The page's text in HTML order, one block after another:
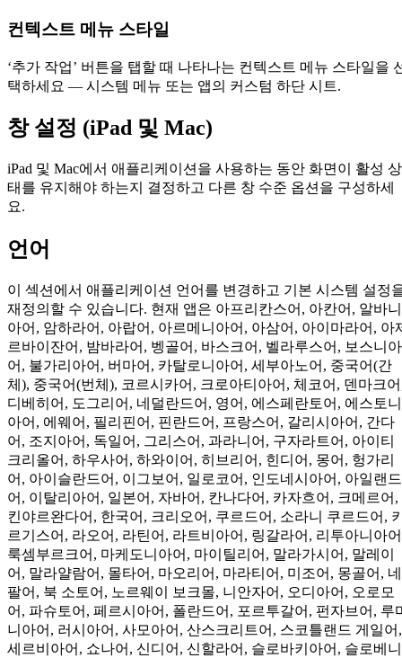
컨텍스트 메뉴 스타일
‘추가 작업’ 버튼을 탭할 때 나타나는 컨텍스트 메뉴 스타일을
택하세요 — 시스템 메뉴 또는 앱의 커스텀 하단 시트.
창 설정 (iPad 및 Mac)
iPad 및 Mac에서 애플리케이션을 사용하는 동안 화면이 활성 상
태를 유지해야 하는지 결정하고 다른 창 수준 옵션을 구성하세
요.
언어
이 섹션에서 애플리케이션 언어를 변경하고 기본 시스템 설정
재정의할 수 있습니다. 현재 앱은 아프리칸스어, 아칸어, 알바니
아어, 암하라어, 아랍어, 아르메니아어, 아삼어, 아이마라어, 아
르바이잔어, 밤바라어, 벵골어, 바스크어, 벨라루스어, 보스니아
어, 불가리아어, 버마어, 카탈로니아어, 세부아노어, 중국어(간
체), 중국어(번체), 코르시카어, 크로아티아어, 체코어, 덴마크
디베히어, 도그리어, 네덜란드어, 영어, 에스페란토어, 에스토니
아어, 에웨어, 필리핀어, 핀란드어, 프랑스어, 갈리시아어, 간다
어, 조지아어, 독일어, 그리스어, 과라니어, 구자라트어, 아이티
크리올어, 하우사어, 하와이어, 히브리어, 힌디어, 몽어, 헝가리
어, 아이슬란드어, 이그보어, 일로코어, 인도네시아어, 아일랜드
어, 이탈리아어, 일본어, 자바어, 칸나다어, 카자흐어, 크메르어,
킨야르완다어, 한국어, 크리오어, 쿠르드어, 소라니 쿠르드어,
르기스어, 라오어, 라틴어, 라트비아어, 링갈라어, 리투아니아
룩셈부르크어, 마케도니아어, 마이틸리어, 말라가시어, 말레이
어, 말라얄람어, 몰타어, 마오리어, 마라티어, 미조어, 몽골어, 네
팔어, 북 소토어, 노르웨이 보크몰, 니안자어, 오디아어, 오로모
어, 파슈토어, 페르시아어, 폴란드어, 포르투갈어, 펀자브어, 루
니아어, 러시아어, 사모아어, 산스크리트어, 스코틀랜드 게일어,
세르비아어, 쇼나어, 신디어, 신할라어, 슬로바키아어, 슬로베니